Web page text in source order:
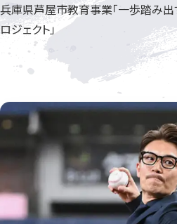
兵庫県芦屋市教育事業「一歩踏み出
ロジェクト」